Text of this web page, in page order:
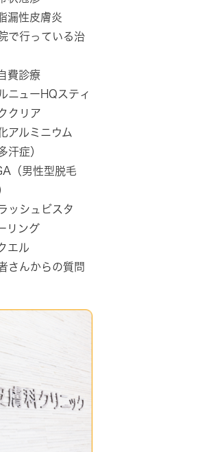
漏性皮膚炎
で行っている治
費診療
ニューHQスティ
クリア
アルミニウム
汗症）
（男性型脱毛
ッシュビスタ
リング
エル
さんからの質問